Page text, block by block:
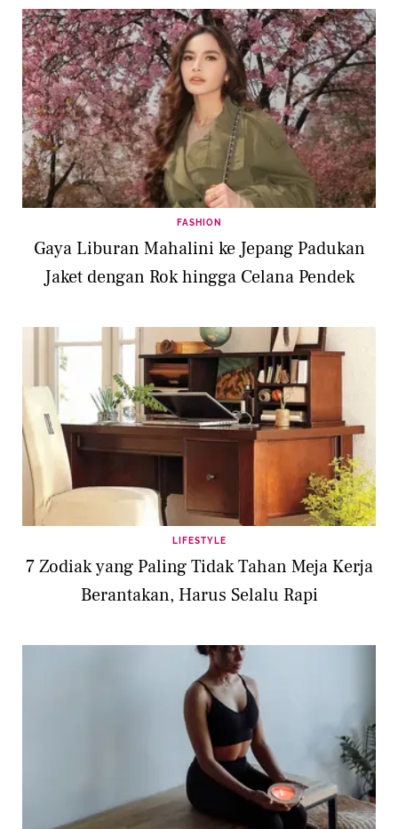
FASHION
Gaya Liburan Mahalini ke Jepang Padukan
Jaket dengan Rok hingga Celana Pendek
LIFESTYLE
7 Zodiak yang Paling Tidak Tahan Meja Kerja
Berantakan, Harus Selalu Rapi